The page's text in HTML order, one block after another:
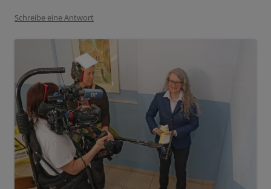
Schreibe eine Antwort